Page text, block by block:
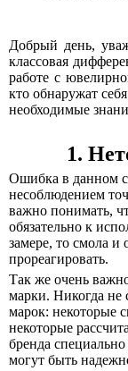
Добрый день,
классовая
работе с
кто обнаружат
необходимые
1.
Ошибка в данном
несоблюдением
важно понимать,
обязательно к
замере, то смола и
прореагировать.
Так же очень
марки. Никогда не
марок: некоторые
некоторые
бренда
могут быть